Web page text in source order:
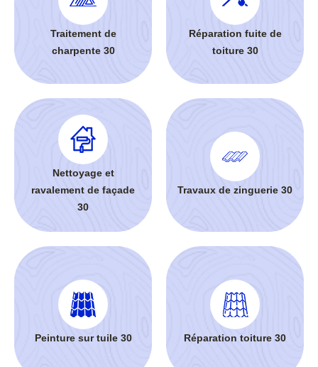
Traitement de
charpente 30
Réparation fuite de
toiture 30
Nettoyage et
ravalement de façade
30
Travaux de zinguerie 30
Peinture sur tuile 30 Réparation toiture 30